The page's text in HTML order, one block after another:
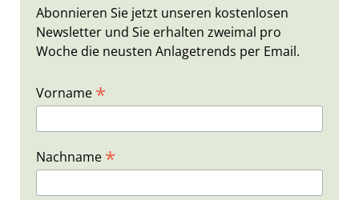
Abonnieren Sie jetzt unseren kostenlosen
Newsletter und Sie erhalten zweimal pro
Woche die neusten Anlagetrends per Email.
Vorname *
Nachname *